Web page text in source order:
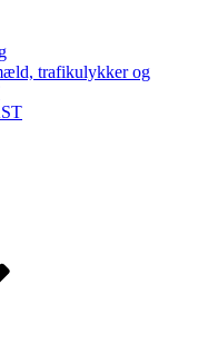
trafikulykker og